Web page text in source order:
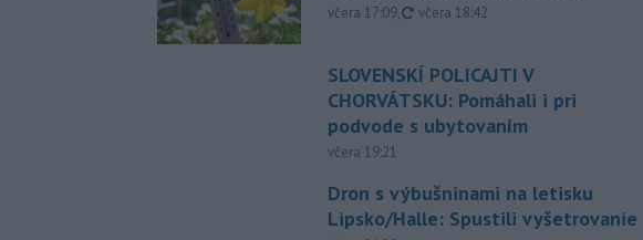
včera 17:09, aktualizované
včera 18:42
SLOVENSKÍ POLICAJTI V
CHORVÁTSKU: Pomáhali i pri
podvode s ubytovaním
včera 19:21
Dron s výbušninami na letisku
Lipsko/Halle: Spustili vyšetrovanie